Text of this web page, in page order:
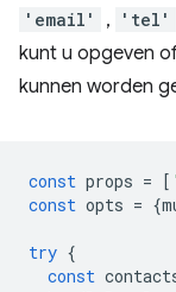
'email' , 'tel'
kunt u opgeven
kunnen worden
const props = [
const opts = {
try {
const